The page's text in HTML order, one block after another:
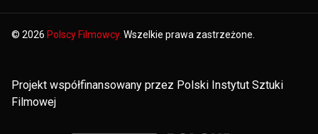
© 2026 Polscy Filmowcy. Wszelkie prawa zastrzeżone.
Projekt współfinansowany przez Polski Instytut Sztuki
Filmowej